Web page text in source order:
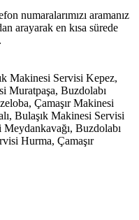
numaralarımızı aramanız
arayarak en kısa sürede
Makinesi Servisi Kepez,
Muratpaşa, Buzdolabı
Çamaşır Makinesi
Bulaşık Makinesi Servisi
Buzdolabı
Hurma, Çamaşır